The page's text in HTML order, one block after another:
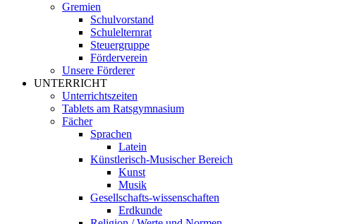
Gremien
Schulvorstand
Schulelternrat
Steuergruppe
Förderverein
Unsere Förderer
UNTERRICHT
Unterrichtszeiten
Tablets am Ratsgymnasium
Fächer
Sprachen
Latein
Künstlerisch-Musischer Bereich
Kunst
Musik
Gesellschafts-wissenschaften
Erdkunde